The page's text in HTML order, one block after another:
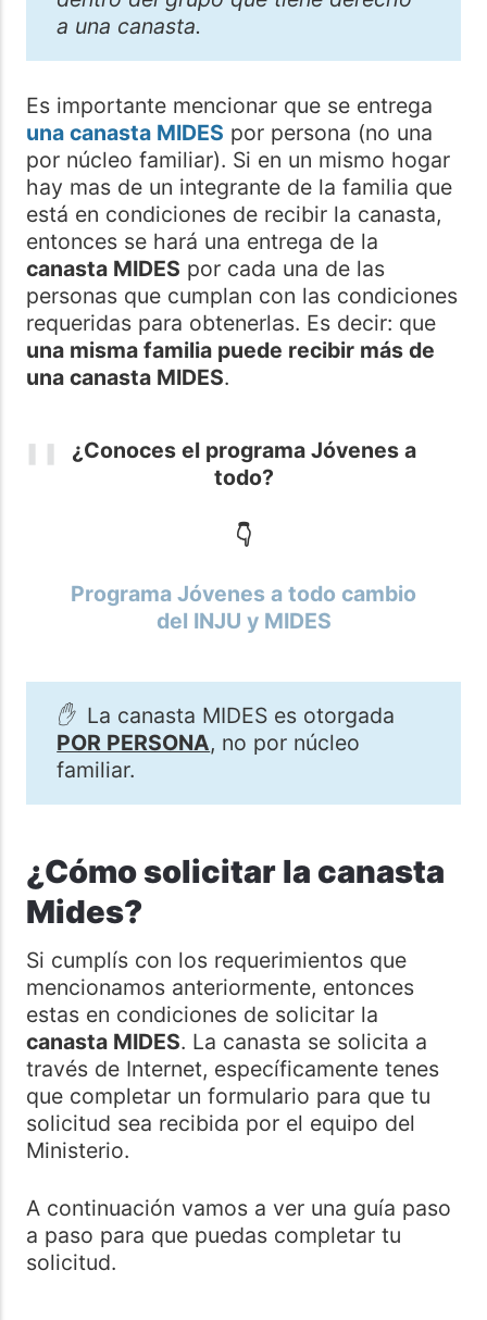
a una canasta.
Es importante mencionar que se entrega
una canasta MIDES por persona (no una
por núcleo familiar). Si en un mismo hogar
hay mas de un integrante de la familia que
está en condiciones de recibir la canasta,
entonces se hará una entrega de la
canasta MIDES por cada una de las
personas que cumplan con las condiciones
requeridas para obtenerlas. Es decir: que
una misma familia puede recibir más de
una canasta MIDES.
¿Conoces el programa Jóvenes a
todo?
👇
Programa Jóvenes a todo cambio
del INJU y MIDES
✋ La canasta MIDES es otorgada
POR PERSONA, no por núcleo
familiar.
¿Cómo solicitar la canasta
Mides?
Si cumplís con los requerimientos que
mencionamos anteriormente, entonces
estas en condiciones de solicitar la
canasta MIDES. La canasta se solicita a
través de Internet, específicamente tenes
que completar un formulario para que tu
solicitud sea recibida por el equipo del
Ministerio.
A continuación vamos a ver una guía paso
a paso para que puedas completar tu
solicitud.